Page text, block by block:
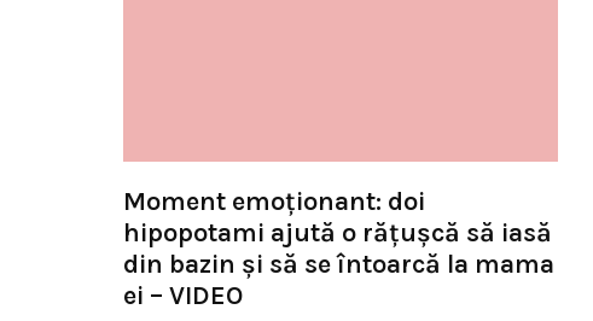
Moment emoționant: doi
hipopotami ajută o rățușcă să iasă
din bazin și să se întoarcă la mama
ei – VIDEO